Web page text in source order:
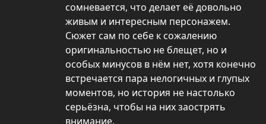
сомневается, что делает её довольно
живым и интересным персонажем.
Сюжет сам по себе к сожалению
оригинальностью не блещет, но и
особых минусов в нём нет, хотя конечно
встречается пара нелогичных и глупых
моментов, но история не настолько
серьёзна, чтобы на них заострять
внимание.